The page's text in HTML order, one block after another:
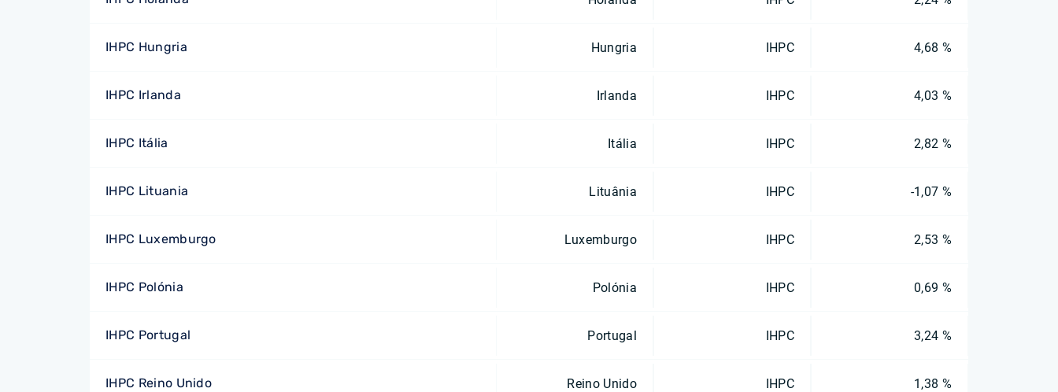
IHPC Hungria Hungria IHPC 4,68 %
IHPC Irlanda Irlanda IHPC 4,03 %
IHPC Itália Itália IHPC 2,82 %
IHPC Lituania Lituânia IHPC -1,07 %
IHPC Luxemburgo Luxemburgo IHPC 2,53 %
IHPC Polónia Polónia IHPC 0,69 %
IHPC Portugal Portugal IHPC 3,24 %
IHPC Reino Unido Reino Unido IHPC 1,38 %